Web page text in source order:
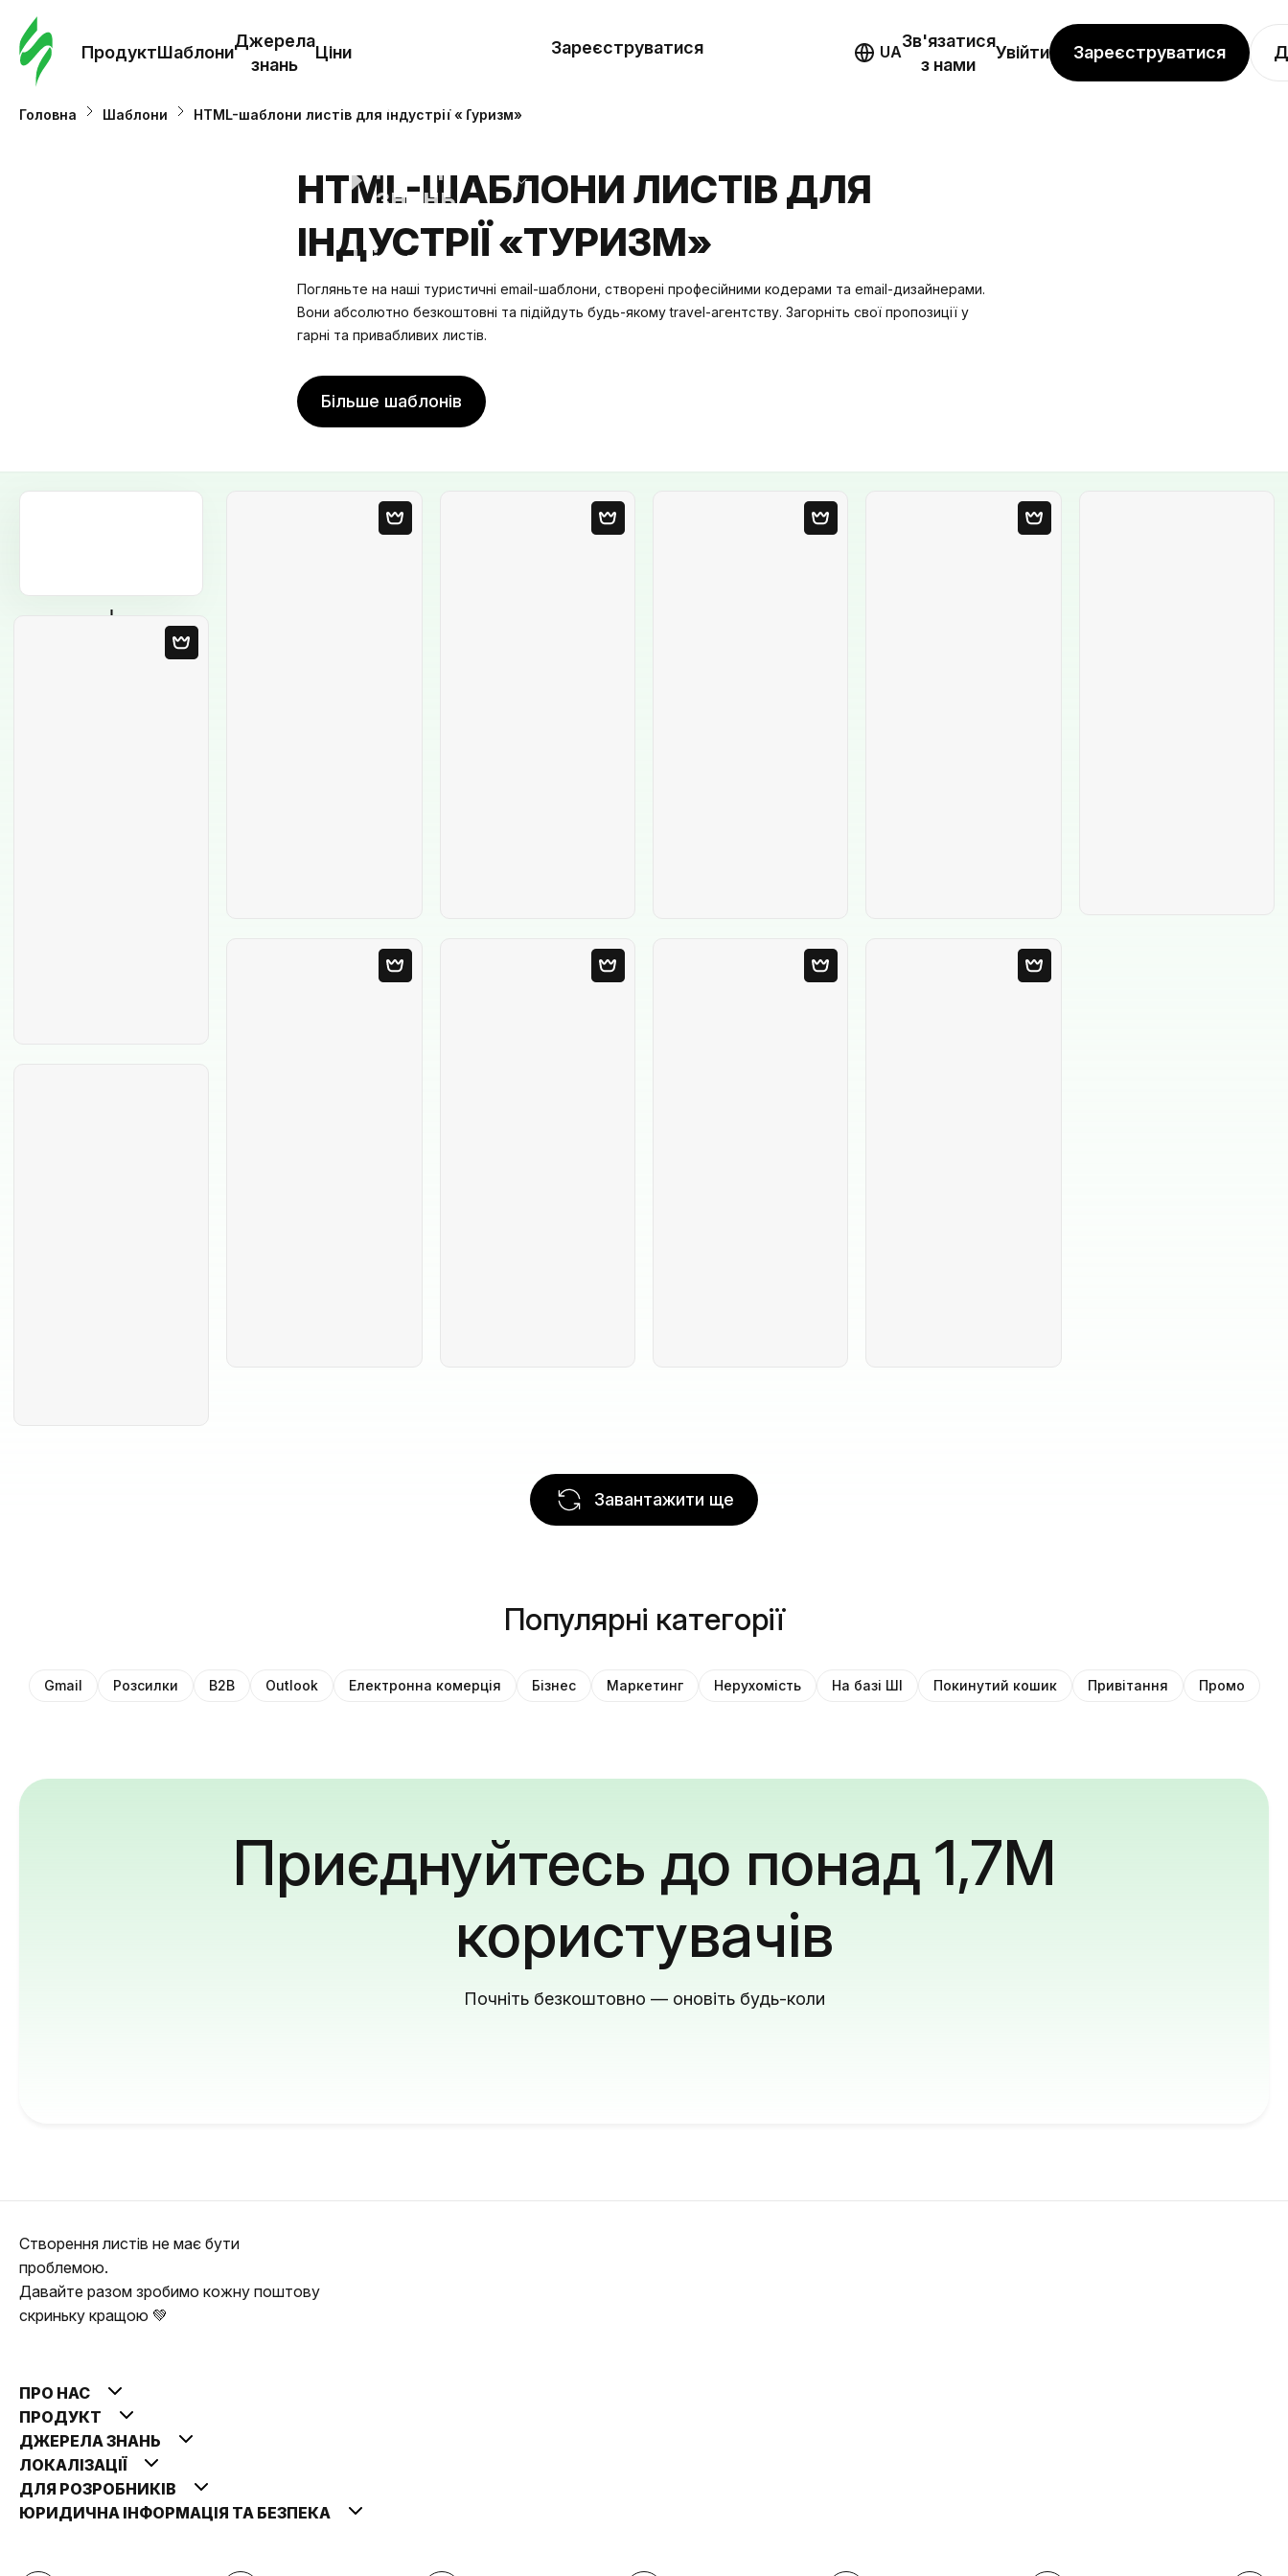
ПродуктШаблони
Джерела
знань
Ціни
Шаблони
знань
Ціни
Зареєструватися UA
Зв'язатися
з нами
Увійти Зареєструватися
Головна Шаблони HTML-шаблони листів для індустрії «Туризм»
HTML-ШАБЛОНИ ЛИСТІВ ДЛЯ
ІНДУСТРІЇ «ТУРИЗМ»
Погляньте на наші туристичні email-шаблони, створені професійними кодерами та email-дизайнерами.
Вони абсолютно безкоштовні та підійдуть будь-якому travel-агентству. Загорніть свої пропозиції у
гарні та привабливих листів.
Більше шаблонів
Завантажити ще
Популярні категорії
Gmail Розсилки B2B Outlook Електронна комерція Бізнес Маркетинг Нерухомість На базі ШІ Покинутий кошик Привітання Промо
Приєднуйтесь до понад 1,7M
користувачів
Почніть безкоштовно — оновіть будь-коли
Створення листів не має бути
проблемою.
Давайте разом зробимо кожну поштову
скриньку кращою 💚
ПРО НАС
ПРОДУКТ
ДЖЕРЕЛА ЗНАНЬ
ЛОКАЛІЗАЦІЇ
ДЛЯ РОЗРОБНИКІВ
ЮРИДИЧНА ІНФОРМАЦІЯ ТА БЕЗПЕКА